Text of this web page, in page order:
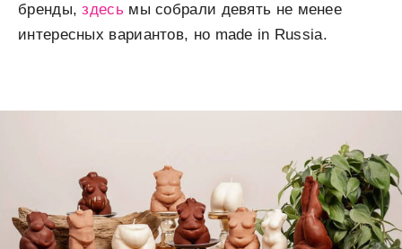
бренды,здесь мы собрали девять не менее
интересных вариантов, но made in Russia.